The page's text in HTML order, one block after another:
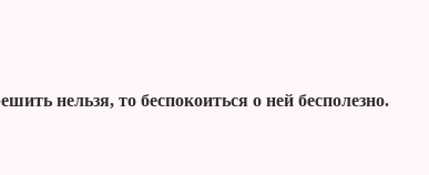
нельзя, то беспокоиться о ней бесполезно.